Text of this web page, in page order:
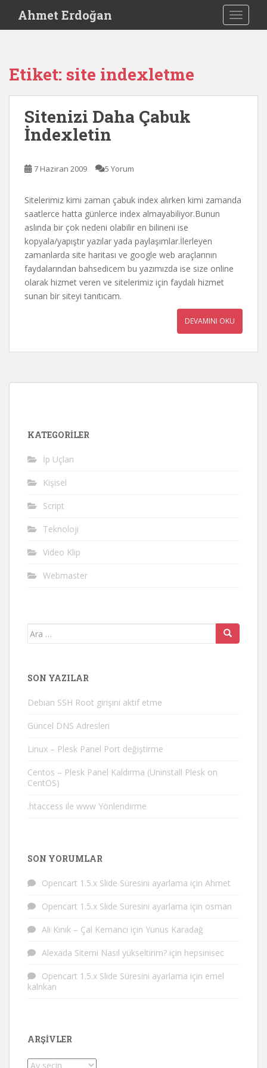
i
Ahmet Erdoğan
Etiket: site indexletme
Sitenizi Daha Çabuk
İndexletin
7 Haziran 2009 5 Yorum
Sitelerimiz kimi zaman çabuk index alırken kimi zamanda
saatlerce hatta günlerce index almayabiliyor.Bunun
aslında bir çok nedeni olabilir en bilineni ise
kopyala/yapıştır yazılar yada paylaşımlar.İlerleyen
zamanlarda site haritası ve google web araçlarının
faydalarından bahsedicem bu yazımızda ise size online
olarak hizmet veren ve sitelerimiz için faydalı hizmet
sunan bir siteyi tanıtıcam.
DEVAMINI OKU
KATEGORILER
İp Uçları
Kişisel
Script
Teknoloji
Video Klip
Webmaster
Arama
SON YAZILAR
Debian SSH Root girişini aktif etme
Güncel DNS Adresleri
Linux – Plesk Panel Port değiştirme
Centos – Plesk Panel Kaldırma (Uninstall Plesk on
CentOS)
.htaccess ile www Yönlendirme
SON YORUMLAR
Opencart 1.5.x Slide Süresini ayarlama için Ahmet
Opencart 1.5.x Slide Süresini ayarlama için osman
Ali Kınık – Çal Kemancı için Yunus Karadağ
Alexada Sitemi Nasıl yükseltirim? için hepsinisec
Opencart 1.5.x Slide Süresini ayarlama için emel
kalnkan
ARŞIVLER
Arşivler